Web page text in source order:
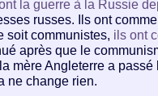
la guerre à la Russie
russes. Ils ont
soit communistes, ils ont
après que le
mère Angleterre a
ne change rien.